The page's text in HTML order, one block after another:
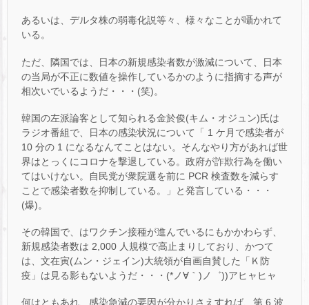
あるいは、デルタ株の弱毒化説等々、様々なことが囁かれて
いる。
ただ、隣国では、日本の新規感染者数が激減について、日本
の当局が不正に数値を操作しているかのように指摘する声が
相次いでいるようだ・・・(笑)。
韓国の左派論客として知られる金於俊(キム・オジュン)氏は
ラジオ番組で、日本の感染状況について「 1 ケ月で感染者が
10 分の 1 になるなんてことはない。そんなやり方があれば世
界はとっくにコロナを撃退している。政府が詐欺行為を働い
てはいけない。自民党が衆院選を前に PCR 検査数を減らす
ことで感染者数を抑制している。」と発言している・・・
(爆)。
その韓国で、はワクチン接種が進んでいるにもかかわらず、
新規感染者数は 2,000 人規模で高止まりしており、かつて
は、文在寅(ムン・ジェイン)大統領が自画自賛した「Ｋ防
疫」は見る影もないようだ・・・(*ノ∀｀)ノ゛))アヒャヒャ
何はともあれ、感染急減の要因が分かりさえすれば、第 6 波